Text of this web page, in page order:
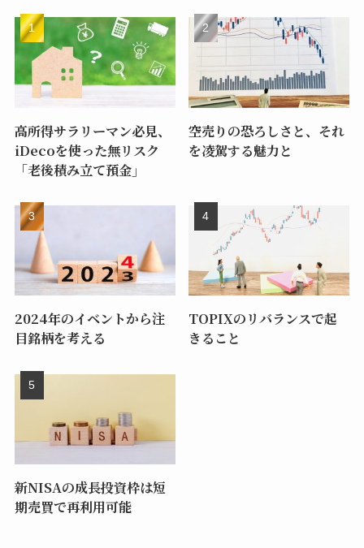
高所得サラリーマン必見、
iDecoを使った無リスク
「老後積み立て預金」
空売りの恐ろしさと、それ
を凌駕する魅力と
2024年のイベントから注
目銘柄を考える
TOPIXのリバランスで起
きること
新NISAの成長投資枠は短
期売買で再利用可能